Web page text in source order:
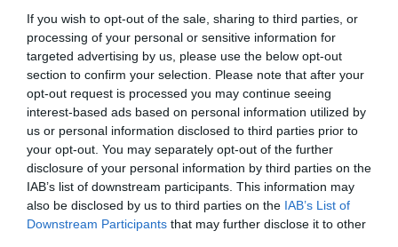
If you wish to opt-out of the sale, sharing to third parties, or
processing of your personal or sensitive information for
targeted advertising by us, please use the below opt-out
section to confirm your selection. Please note that after your
opt-out request is processed you may continue seeing
interest-based ads based on personal information utilized by
us or personal information disclosed to third parties prior to
your opt-out. You may separately opt-out of the further
disclosure of your personal information by third parties on the
IAB’s list of downstream participants. This information may
also be disclosed by us to third parties on the IAB’s List of
Downstream Participants that may further disclose it to other
08.08.2026 | 17:02
ΕΚΤΑΚΤΟ: Τρεις Μεραρχίες του
βορειοκορεατικού Στρατού αναπτύχθηκαν
ταχύτατα στη Ρωσία